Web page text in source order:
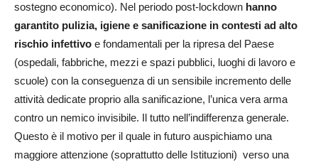
sostegno economico). Nel periodo post-lockdown hanno
garantito pulizia, igiene e sanificazione in contesti ad alto
rischio infettivo e fondamentali per la ripresa del Paese
(ospedali, fabbriche, mezzi e spazi pubblici, luoghi di lavoro e
scuole) con la conseguenza di un sensibile incremento delle
attività dedicate proprio alla sanificazione, l’unica vera arma
contro un nemico invisibile. Il tutto nell’indifferenza generale.
Questo è il motivo per il quale in futuro auspichiamo una
maggiore attenzione (soprattutto delle Istituzioni) verso una